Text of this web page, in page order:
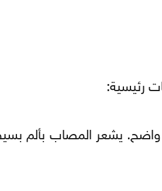
رئيسية:
يشعر المصاب بألم